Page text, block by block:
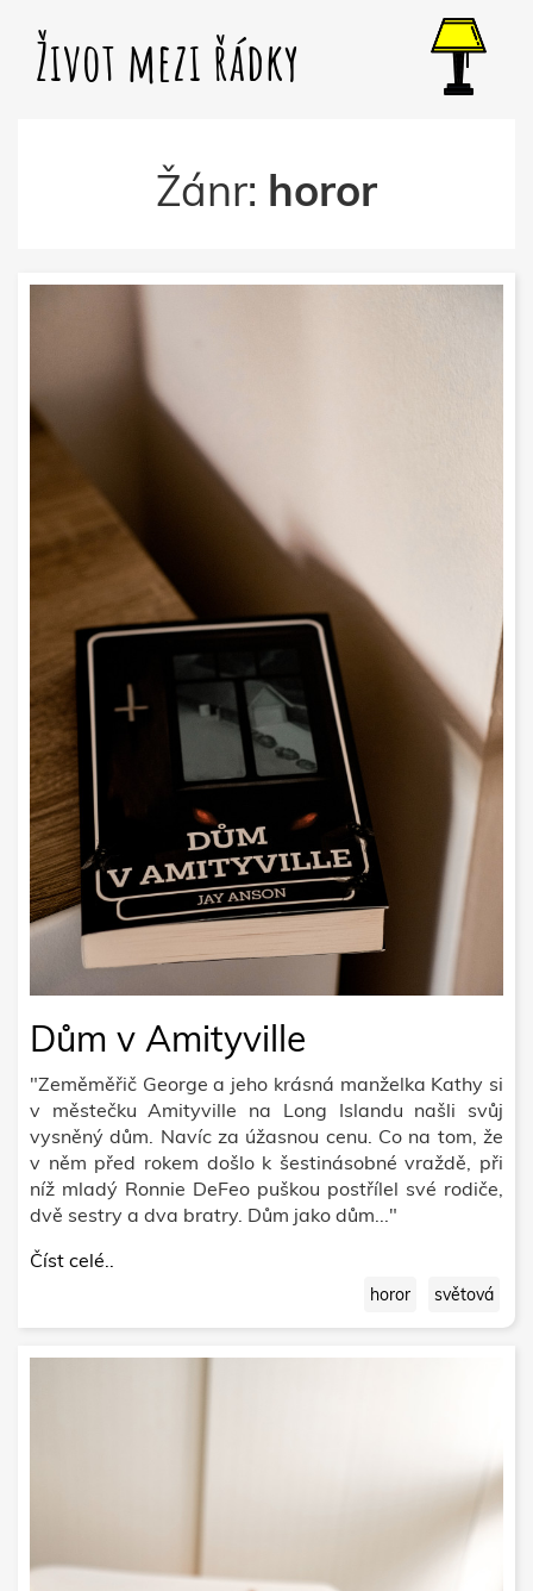
Život mezi řádky
Žánr: horor
Dům v Amityville
"Zeměměřič George a jeho krásná manželka Kathy si
v městečku Amityville na Long Islandu našli svůj
vysněný dům. Navíc za úžasnou cenu. Co na tom, že
v něm před rokem došlo k šestinásobné vraždě, při
níž mladý Ronnie DeFeo puškou postřílel své rodiče,
dvě sestry a dva bratry. Dům jako dům..."
Číst celé..
horor světová